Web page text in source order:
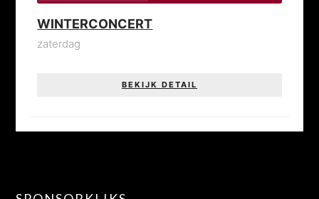
WINTERCONCERT
zaterdag
BEKIJK DETAIL